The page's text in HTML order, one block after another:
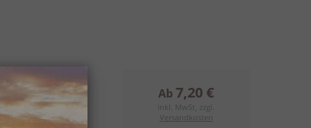
mm)
Ab 7,20 €
inkl. MwSt, zzgl.
Versandkosten